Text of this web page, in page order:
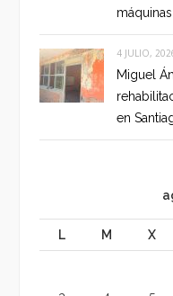
4 JULIO,
Miguel
en
L M X